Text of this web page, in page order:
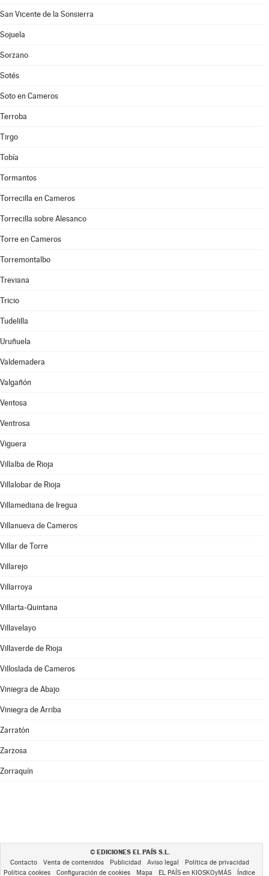
San Vicente de la Sonsierra
Sojuela
Sorzano
Sotés
Soto en Cameros
Terroba
Tirgo
Tobía
Tormantos
Torrecilla en Cameros
Torrecilla sobre Alesanco
Torre en Cameros
Torremontalbo
Treviana
Tricio
Tudelilla
Uruñuela
Valdemadera
Valgañón
Ventosa
Ventrosa
Viguera
Villalba de Rioja
Villalobar de Rioja
Villamediana de Iregua
Villanueva de Cameros
Villar de Torre
Villarejo
Villarroya
Villarta-Quintana
Villavelayo
Villaverde de Rioja
Villoslada de Cameros
Viniegra de Abajo
Viniegra de Arriba
Zarratón
Zarzosa
Zorraquín
© EDICIONES EL PAÍS S.L.
Contacto Venta de contenidos Publicidad Aviso legal
Política de privacidad
Política cookies
Configuración de cookies Mapa EL PAÍS en KIOSKOyMÁS Índice